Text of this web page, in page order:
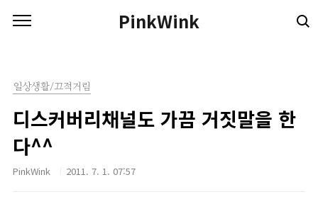
PinkWink
일상생활/끄적거림
디스커버리채널도 가끔 거짓말을 한
다^^
PinkWink 2011. 7. 1. 07:57